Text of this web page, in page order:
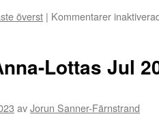
överst | Kommentarer
Lottas Jul
avJorun Sanner-Färnstrand